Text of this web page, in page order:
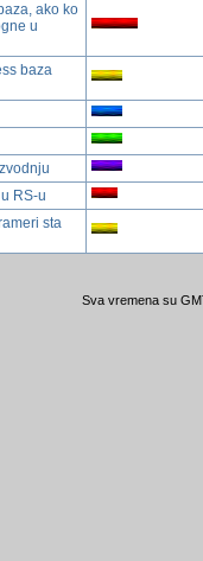
ako ko
u
baza
RS-u
sta
Sva vremena su